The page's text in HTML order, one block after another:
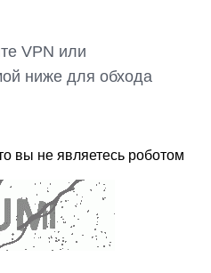
VPN или
ниже для обхода
вы не являетесь роботом